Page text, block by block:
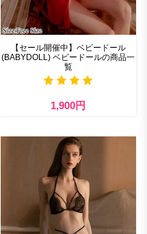
【セール開催中】ベビードール
(BABYDOLL) ベビードールの商品一
覧
1,900円